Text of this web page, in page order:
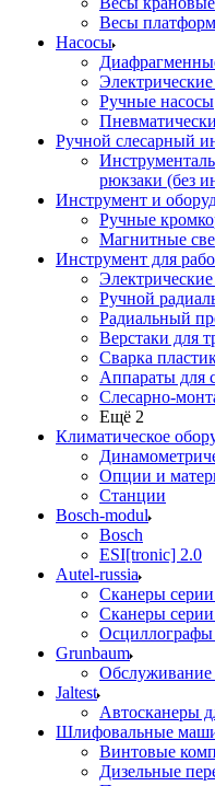
Весы
Насосы
Ручные насосы
Ручной слесарный
рюкзаки (без
Инструмент и
Ручные
Магнитные
Инструмент для
Ручной
Радиальный
Верстаки для
Сварка
Аппараты для
Слесарно-
Ещё 2
Климатическое
Опции и
Станции
Bosch-modul
Bosch
ESI[tronic] 2.0
Autel-russia
Сканеры
Сканеры
Осциллографы
Grunbaum
Jaltest
Автосканеры
Шлифовальные
Винтовые
Дизельные